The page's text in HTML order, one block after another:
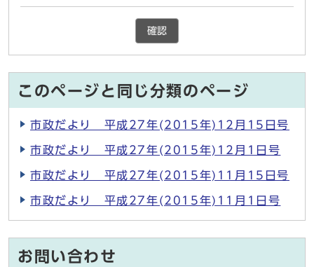
確認
このページと同じ分類のページ
市政だより 平成27年(2015年)12月15日号
市政だより 平成27年(2015年)12月1日号
市政だより 平成27年(2015年)11月15日号
市政だより 平成27年(2015年)11月1日号
お問い合わせ